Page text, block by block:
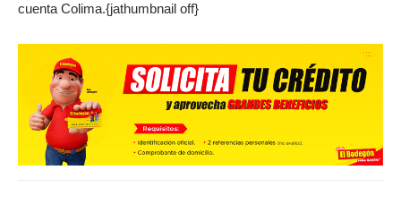
cuenta Colima.{jathumbnail off}